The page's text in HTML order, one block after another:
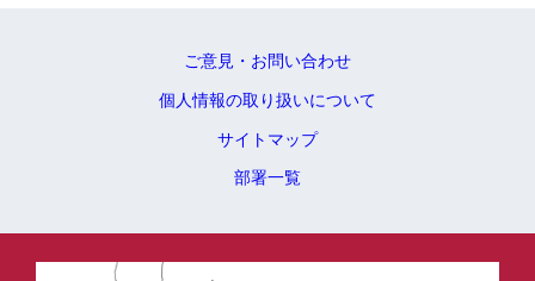
ご意見・お問い合わせ
個人情報の取り扱いについて
サイトマップ
部署一覧